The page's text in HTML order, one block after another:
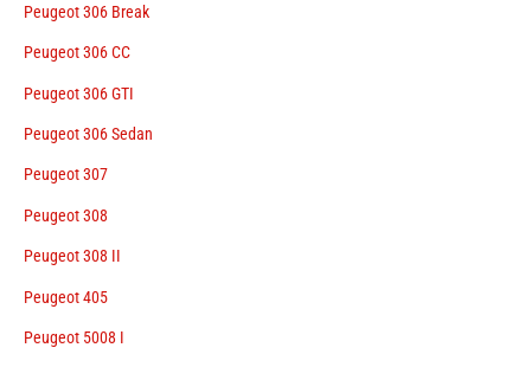
Peugeot 306 Break
Peugeot 306 CC
Peugeot 306 GTI
Peugeot 306 Sedan
Peugeot 307
Peugeot 308
Peugeot 308 II
Peugeot 405
Peugeot 5008 I